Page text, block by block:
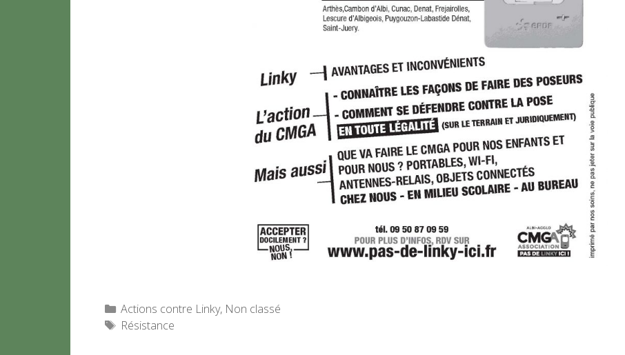
Catégories
Actions contre Linky, Non classé
Étiquettes
Résistance